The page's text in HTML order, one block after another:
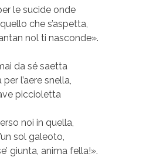
le sucide onde
che s’aspetta,
nol ti nasconde».
da sé saetta
l’aere snella,
piccioletta
noi in quella,
sol galeoto,
giunta, anima fella!».